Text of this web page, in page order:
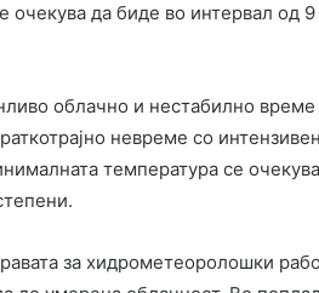
да биде во интервал од
облачно и нестабилно
невреме со
температура се
за хидрометеоролошки